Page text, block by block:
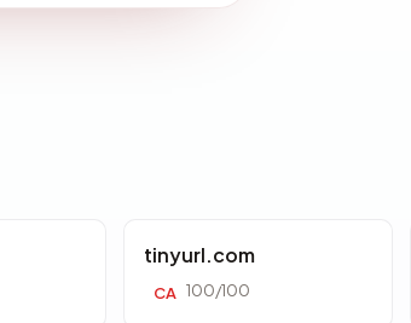
tinyurl.com
CA 100/100